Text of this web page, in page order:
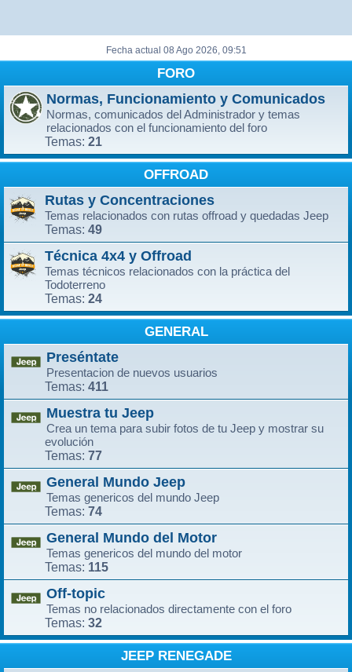
Fecha actual 08 Ago 2026, 09:51
FORO
Normas, Funcionamiento y Comunicados
Normas, comunicados del Administrador y temas
relacionados con el funcionamiento del foro
Temas: 21
OFFROAD
Rutas y Concentraciones
Temas relacionados con rutas offroad y quedadas Jeep
Temas: 49
Técnica 4x4 y Offroad
Temas técnicos relacionados con la práctica del
Todoterreno
Temas: 24
GENERAL
Preséntate
Presentacion de nuevos usuarios
Temas: 411
Muestra tu Jeep
Crea un tema para subir fotos de tu Jeep y mostrar su
evolución
Temas: 77
General Mundo Jeep
Temas genericos del mundo Jeep
Temas: 74
General Mundo del Motor
Temas genericos del mundo del motor
Temas: 115
Off-topic
Temas no relacionados directamente con el foro
Temas: 32
JEEP RENEGADE